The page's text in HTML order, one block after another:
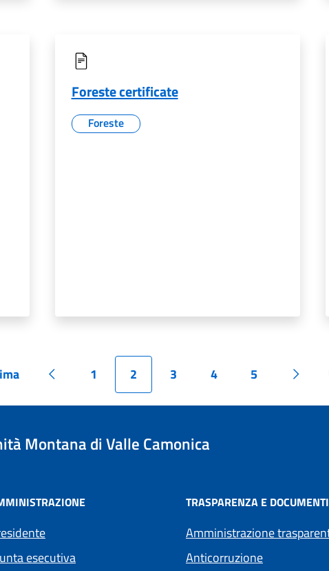
Foreste certificate
Foreste
Pagina Pagina precedente
Pagina
1
Pagina
2
Pagina
3
Pagina
4
Pagina
5
Montana di Valle Camonica
esecutiva
TRASPARENZA E DOCUMENTI
Amministrazione
Anticorruzione